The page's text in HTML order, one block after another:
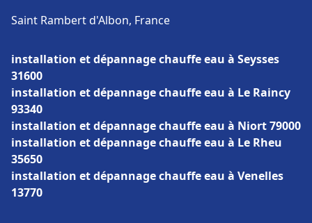
Saint Rambert d'Albon, France
installation et dépannage chauffe eau à Seysses
31600
installation et dépannage chauffe eau à Le Raincy
93340
installation et dépannage chauffe eau à Niort 79000
installation et dépannage chauffe eau à Le Rheu
35650
installation et dépannage chauffe eau à Venelles
13770